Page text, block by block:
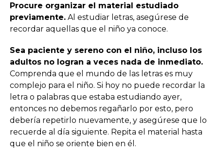
Procure organizar el material estudiado
previamente. Al estudiar letras, asegúrese de
recordar aquellas que el niño ya conoce.
Sea paciente y sereno con el niño, incluso los
adultos no logran a veces nada de inmediato.
Comprenda que el mundo de las letras es muy
complejo para el niño. Si hoy no puede recordar la
letra o palabras que estaba estudiando ayer,
entonces no debemos regañarlo por esto, pero
debería repetirlo nuevamente, y asegúrese que lo
recuerde al día siguiente. Repita el material hasta
que el niño se oriente bien en él.